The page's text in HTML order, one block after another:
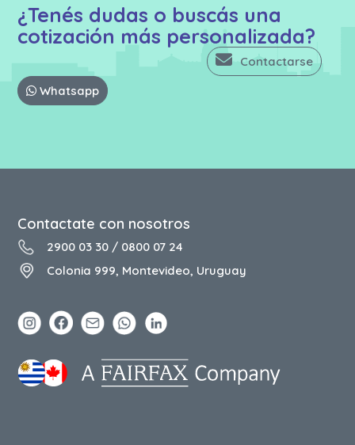
¿Tenés dudas o buscás una
cotización más personalizada?
Contactarse
Whatsapp
Contactate con nosotros
2900 03 30 / 0800 07 24
Colonia 999, Montevideo, Uruguay